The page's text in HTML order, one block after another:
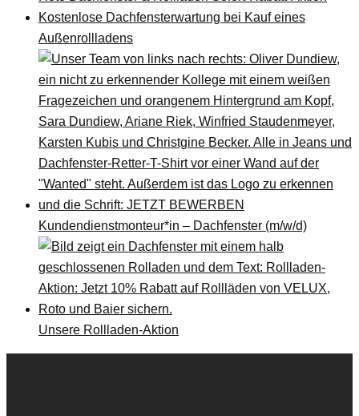
Kostenlose Dachfensterwartung bei Kauf eines
Außenrollladens
Kundendienstmonteur*in – Dachfenster (m/w/d)
Unsere Rollladen-Aktion